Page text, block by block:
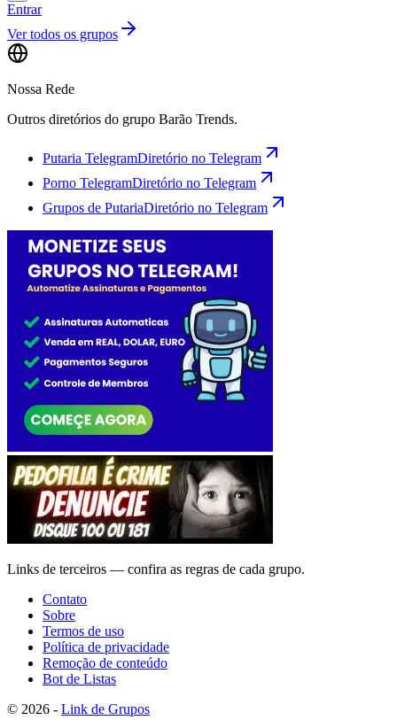
Entrar
Ver todos os grupos
Nossa Rede
Outros diretórios do grupo Barão Trends.
Putaria TelegramDiretório no Telegram
Porno TelegramDiretório no Telegram
Grupos de PutariaDiretório no Telegram
Links de terceiros — confira as regras de cada grupo.
Contato
Sobre
Termos de uso
Política de privacidade
Remoção de conteúdo
Bot de Listas
© 2026 - Link de Grupos